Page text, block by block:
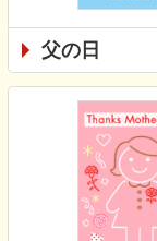
父の日